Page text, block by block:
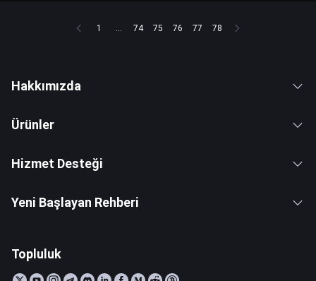
1 ... 74 75 76 77 78
Hakkımızda
Ürünler
Hizmet Desteği
Yeni Başlayan Rehberi
Topluluk